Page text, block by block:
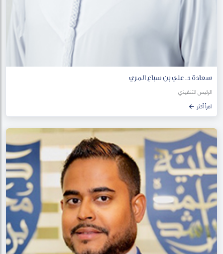
سعادة د. علي بن سباع المري
الرئيس التنفيذي
اقرأ أكثر